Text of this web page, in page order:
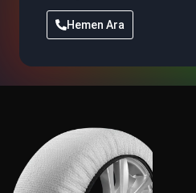
Hemen Ara